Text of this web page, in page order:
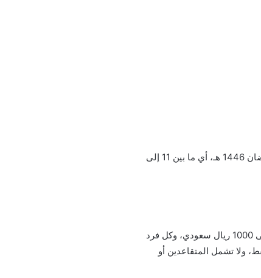
لهذا العام خلال الفترة من 11 إلى 20 رمضان 1446 هـ، أي ما بين 11 إلى
بناءً على عدد أفراد الأسرة المستفيدة، حيث يحصل رب الأسرة على 1000 ريال سعودي، وكل فرد
ولا تشمل المتقاعدين أو